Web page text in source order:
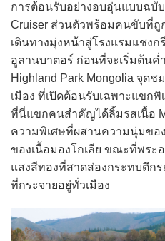
การต้อนรับอย่างอบอุ่นแบบฉบั
Cruiser ส่วนตัวพร้อมคนขับที่ถู
เดินทางมุ่งหน้าสู่โรงแรมแชงก
อูลานบาตอร์ ก่อนที่จะเริ่มต้นค่
Highland Park Mongolia จุด
เมือง ที่เปิดต้อนรับเฉพาะแขก
ที่นี่แขกคนสำคัญได้ลิ้มรสเนื้อ
ความพิเศษที่ผสานความนุ่มขอ
ของเนื้อมองโกเลีย ขณะที่พระ
แสงสีทองที่สาดส่องกระทบตึกร
ที่กระจายอยู่ทั่วเมือง